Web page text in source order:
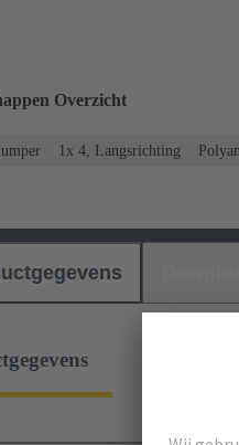
Overzicht
1x 4, Langsrichting